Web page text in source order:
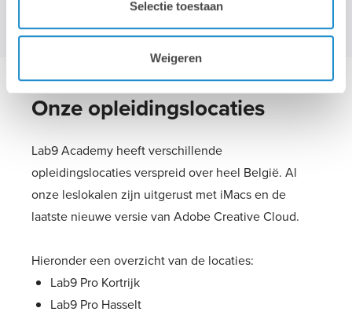
Selectie toestaan
Weigeren
Onze opleidingslocaties
Lab9 Academy heeft verschillende
opleidingslocaties verspreid over heel België. Al
onze leslokalen zijn uitgerust met iMacs en de
laatste nieuwe versie van Adobe Creative Cloud.
Hieronder een overzicht van de locaties:
Lab9 Pro Kortrijk
Lab9 Pro Hasselt